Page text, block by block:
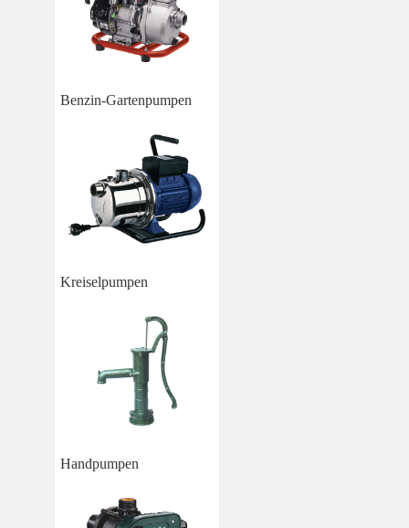
Benzin-Gartenpumpen
Kreiselpumpen
Handpumpen